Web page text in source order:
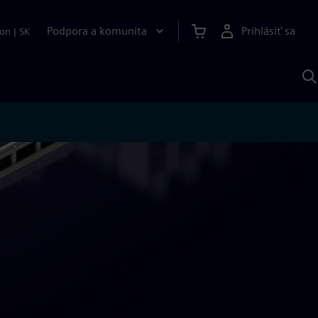
| SK Podpora a komunita
Prihlásiť sa